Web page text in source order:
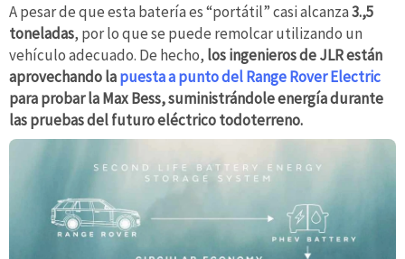
A pesar de que esta batería es “portátil” casi alcanza3.,5
toneladas, por lo que se puede remolcar utilizando un
vehículo adecuado. De hecho, los ingenieros de JLR están
aprovechando lapuesta a punto del Range Rover Electric
para probar la Max Bess, suministrándole energía durante
las pruebas del futuro eléctrico todoterreno.